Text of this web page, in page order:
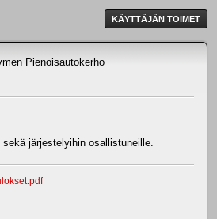
KÄYTTÄJÄN TOIMET
Pienoisautokerho
järjestelyihin osallistuneille.